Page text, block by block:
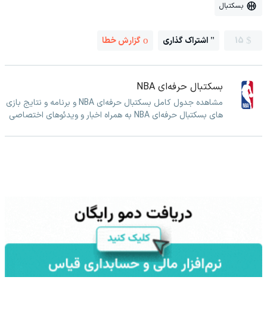
بسکتبال
15 اشتراک گذاری گزارش خطا
بسکتبال حرفه‌ای NBA
مشاهده جدول کامل بسکتبال حرفه‌ای NBA و برنامه و نتایج بازی
های بسکتبال حرفه‌ای NBA به همراه اخبار و ویدئوهای اختصاصی